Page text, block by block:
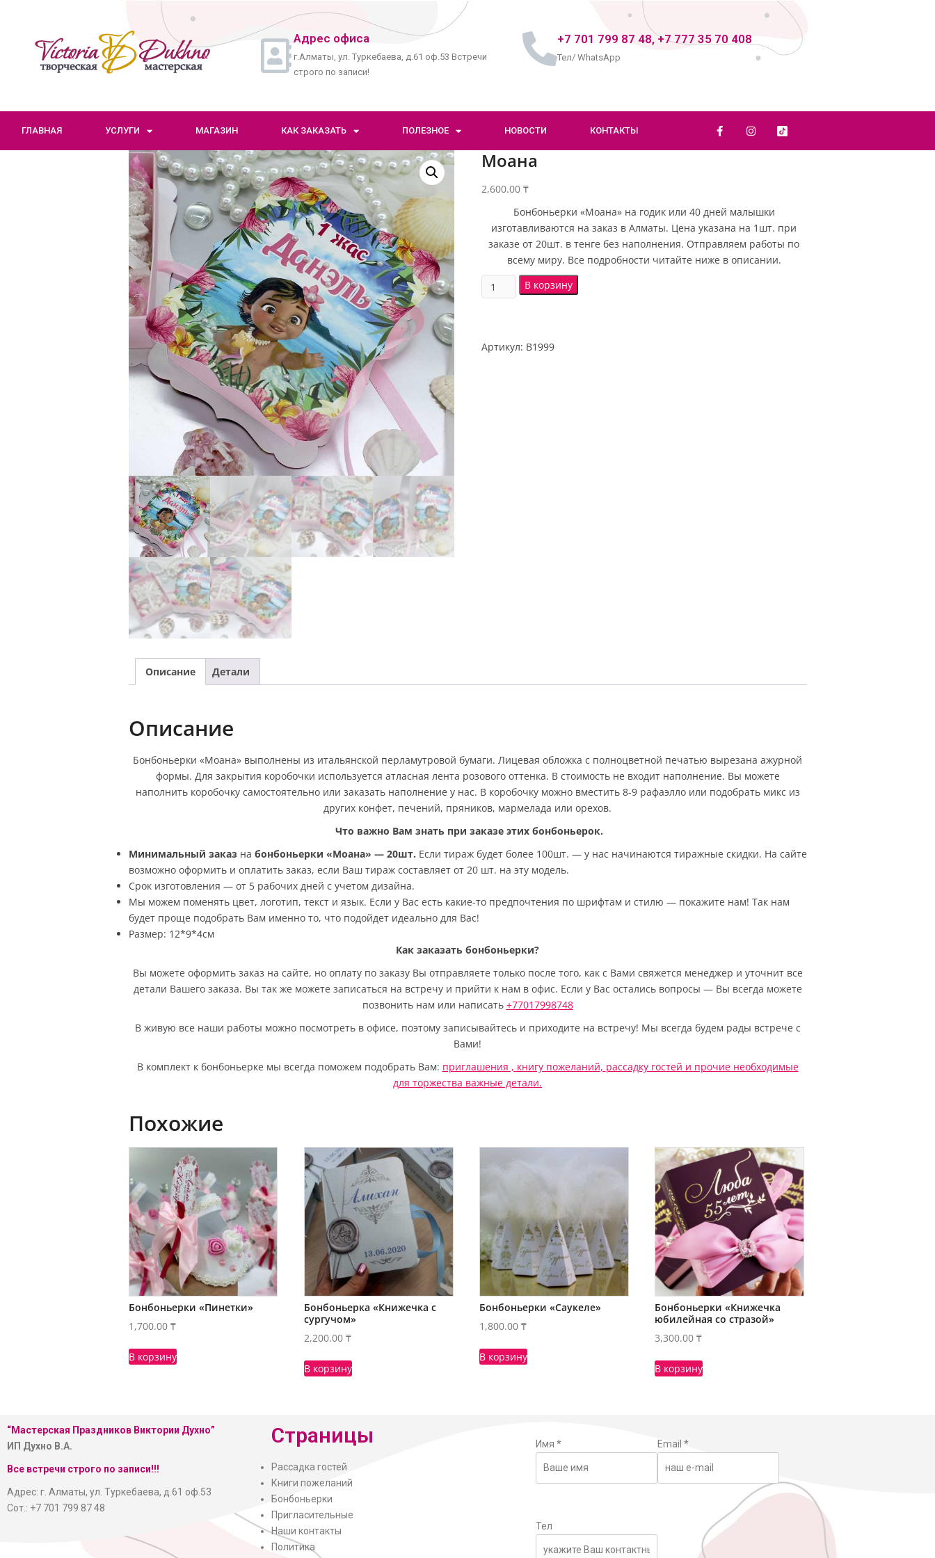
Адрес офиса
г.Алматы, ул. Туркебаева, д.61 оф.53 Встречи
строго по записи!
+7 701 799 87 48, +7 777 35 70 408
Тел/ WhatsApp
ГЛАВНАЯ УСЛУГИ МАГАЗИН КАК ЗАКАЗАТЬ ПОЛЕЗНОЕ НОВОСТИ КОНТАКТЫ
Моана
2,600.00 ₸
Бонбоньерки «Моана» на годик или 40 дней малышки
изготавливаются на заказ в Алматы. Цена указана на 1шт. при
заказе от 20шт. в тенге без наполнения. Отправляем работы по
всему миру. Все подробности читайте ниже в описании.
В корзину
Артикул: B1999
Описание Детали
Описание
Бонбоньерки «Моана» выполнены из итальянской перламутровой бумаги. Лицевая обложка с полноцветной печатью вырезана ажурной
формы. Для закрытия коробочки используется атласная лента розового оттенка. В стоимость не входит наполнение. Вы можете
наполнить коробочку самостоятельно или заказать наполнение у нас. В коробочку можно вместить 8-9 рафаэлло или подобрать микс из
других конфет, печений, пряников, мармелада или орехов.
Что важно Вам знать при заказе этих бонбоньерок.
Минимальный заказ на бонбоньерки «Моана» — 20шт. Если тираж будет более 100шт. — у нас начинаются тиражные скидки. На сайте
возможно оформить и оплатить заказ, если Ваш тираж составляет от 20 шт. на эту модель.
Срок изготовления — от 5 рабочих дней с учетом дизайна.
Мы можем поменять цвет, логотип, текст и язык. Если у Вас есть какие-то предпочтения по шрифтам и стилю — покажите нам! Так нам
будет проще подобрать Вам именно то, что подойдет идеально для Вас!
Размер: 12*9*4см
Как заказать бонбоньерки?
Вы можете оформить заказ на сайте, но оплату по заказу Вы отправляете только после того, как с Вами свяжется менеджер и уточнит все
детали Вашего заказа. Вы так же можете записаться на встречу и прийти к нам в офис. Если у Вас остались вопросы — Вы всегда можете
позвонить нам или написать +77017998748
В живую все наши работы можно посмотреть в офисе, поэтому записывайтесь и приходите на встречу! Мы всегда будем рады встрече с
Вами!
В комплект к бонбоньерке мы всегда поможем подобрать Вам: приглашения , книгу пожеланий, рассадку гостей и прочие необходимые
для торжества важные детали.
Похожие
Бонбоньерки «Пинетки»
1,700.00 ₸
В корзину
Бонбоньерка «Книжечка с
сургучом»
2,200.00 ₸
В корзину
Бонбоньерки «Саукеле»
1,800.00 ₸
В корзину
Бонбоньерки «Книжечка
юбилейная со стразой»
3,300.00 ₸
В корзину
“Мастерская Праздников Виктории Духно”
ИП Духно В.А.
Все встречи строго по записи!!!
Адрес: г. Алматы, ул. Туркебаева, д.61 оф.53
Сот.: +7 701 799 87 48
Страницы
Рассадка гостей
Книги пожеланий
Бонбоньерки
Пригласительные
Наши контакты
Политика
Имя * Email *
Тел